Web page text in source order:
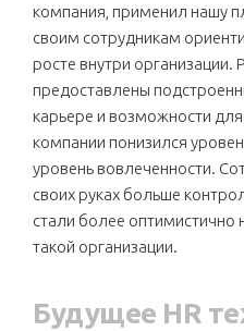
компания, применил нашу
своим сотрудникам
росте внутри организации.
предоставлены
карьере и возможности
компании понизился
уровень вовлеченности.
своих руках больше
стали более оптимистично
такой организации.
Будущее HR